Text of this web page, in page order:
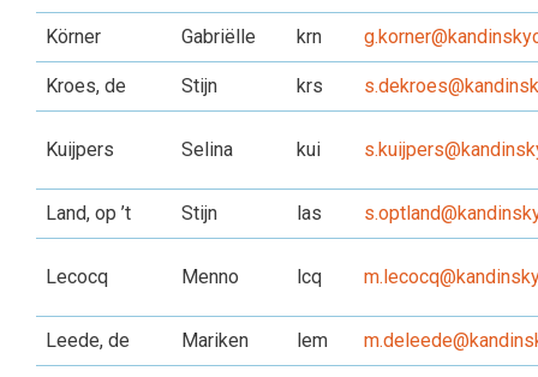
Körner Gabriëlle krn
Kroes, de Stijn krs
Kuijpers Selina kui
Land, op ’t Stijn las
Lecocq Menno lcq
Leede, de Mariken lem